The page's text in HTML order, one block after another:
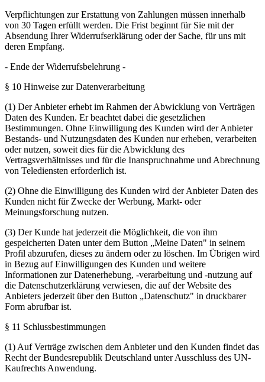
Verpflichtungen zur Erstattung von Zahlungen müssen innerhalb
von 30 Tagen erfüllt werden. Die Frist beginnt für Sie mit der
Absendung Ihrer Widerrufserklärung oder der Sache, für uns mit
deren Empfang.
- Ende der Widerrufsbelehrung -
§ 10 Hinweise zur Datenverarbeitung
(1) Der Anbieter erhebt im Rahmen der Abwicklung von Verträgen
Daten des Kunden. Er beachtet dabei die gesetzlichen
Bestimmungen. Ohne Einwilligung des Kunden wird der Anbieter
Bestands- und Nutzungsdaten des Kunden nur erheben, verarbeiten
oder nutzen, soweit dies für die Abwicklung des
Vertragsverhältnisses und für die Inanspruchnahme und Abrechnung
von Telediensten erforderlich ist.
(2) Ohne die Einwilligung des Kunden wird der Anbieter Daten des
Kunden nicht für Zwecke der Werbung, Markt- oder
Meinungsforschung nutzen.
(3) Der Kunde hat jederzeit die Möglichkeit, die von ihm
gespeicherten Daten unter dem Button „Meine Daten" in seinem
Profil abzurufen, dieses zu ändern oder zu löschen. Im Übrigen wird
in Bezug auf Einwilligungen des Kunden und weitere
Informationen zur Datenerhebung, -verarbeitung und -nutzung auf
die Datenschutzerklärung verwiesen, die auf der Website des
Anbieters jederzeit über den Button „Datenschutz" in druckbarer
Form abrufbar ist.
§ 11 Schlussbestimmungen
(1) Auf Verträge zwischen dem Anbieter und den Kunden findet das
Recht der Bundesrepublik Deutschland unter Ausschluss des UN-
Kaufrechts Anwendung.